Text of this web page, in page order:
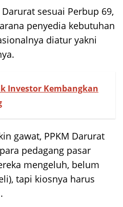
sesuai Perbup 69,
penyedia kebutuhan
diatur yakni
Investor Kembangkan
gawat, PPKM Darurat
pedagang pasar
mengeluh, belum
tapi kiosnya harus